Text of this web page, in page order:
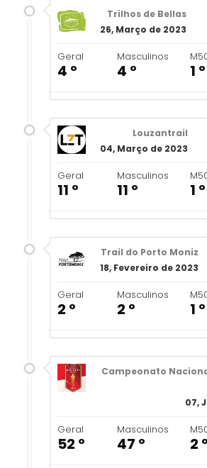
Trilhos de Bellas
26, Março de 2023
Geral
4 º
Masculinos
4 º 1 º
Louzantrail
04, Março de 2023
Geral
11 º
Masculinos
11 º 1 º
Trail do Porto Moniz
18, Fevereiro de 2023
Geral
2 º
Masculinos
2 º 1 º
Campeonato
07,
Geral
52 º
Masculinos
47 º 2 º